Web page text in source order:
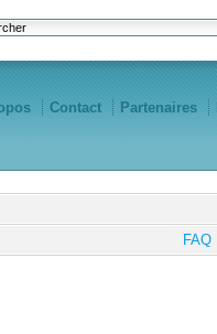
Contact Partenaires
FAQ|